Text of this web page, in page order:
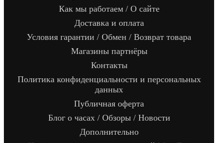
Как мы работаем / О сайте
Доставка и оплата
Условия гарантии / Обмен / Возврат товара
Магазины партнёры
Контакты
Политика конфиденциальности и персональных
данных
Публичная оферта
Блог о часах / Обзоры / Новости
Дополнительно